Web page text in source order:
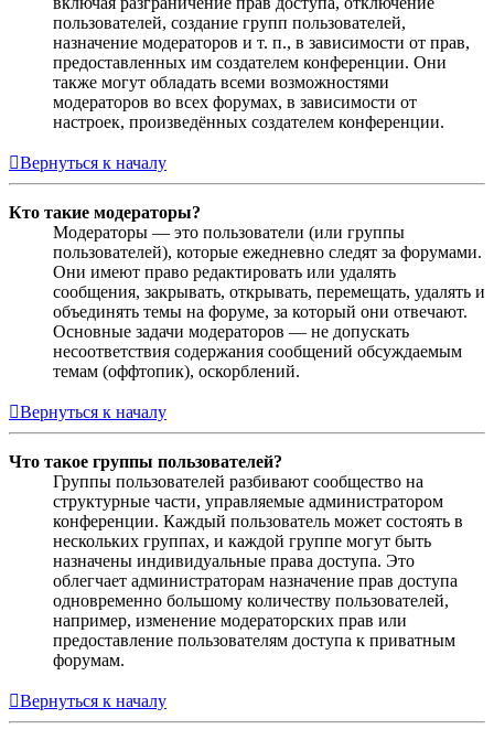
пользователей, создание групп пользователей,
назначение модераторов и т. п., в зависимости от прав,
предоставленных им создателем конференции. Они
также могут обладать всеми возможностями
модераторов во всех форумах, в зависимости от
настроек, произведённых создателем конференции.
Вернуться к началу
Кто такие модераторы?
Модераторы — это пользователи (или группы
пользователей), которые ежедневно следят за форумами.
Они имеют право редактировать или удалять
сообщения, закрывать, открывать, перемещать, удалять и
объединять темы на форуме, за который они отвечают.
Основные задачи модераторов — не допускать
несоответствия содержания сообщений обсуждаемым
темам (оффтопик), оскорблений.
Вернуться к началу
Что такое группы пользователей?
Группы пользователей разбивают сообщество на
структурные части, управляемые администратором
конференции. Каждый пользователь может состоять в
нескольких группах, и каждой группе могут быть
назначены индивидуальные права доступа. Это
облегчает администраторам назначение прав доступа
одновременно большому количеству пользователей,
например, изменение модераторских прав или
предоставление пользователям доступа к приватным
форумам.
Вернуться к началу